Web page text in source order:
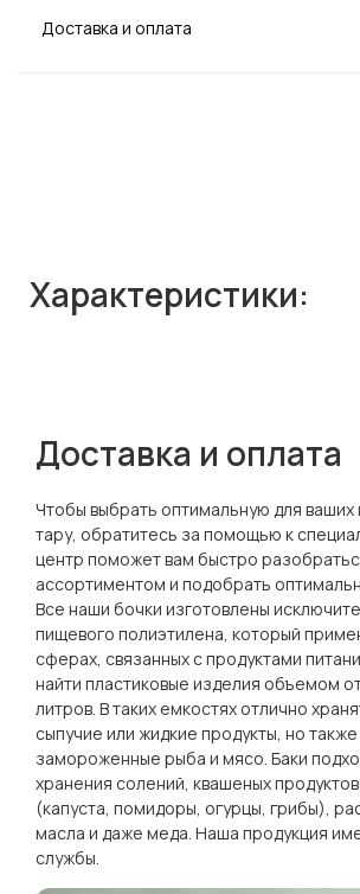
Доставка и оплата
Характеристики:
Доставка и оплата
Чтобы выбрать оптимальную для
тару, обратитесь за помощью к
центр поможет вам быстро
ассортиментом и подобрать
Все наши бочки изготовлены
пищевого полиэтилена, который
сферах, связанных с продуктами
найти пластиковые изделия объемом
литров. В таких емкостях отлично
сыпучие или жидкие продукты, но
замороженные рыба и мясо. Баки
хранения солений, квашеных
(капуста, помидоры, огурцы, грибы),
масла и даже меда. Наша продукция
службы.